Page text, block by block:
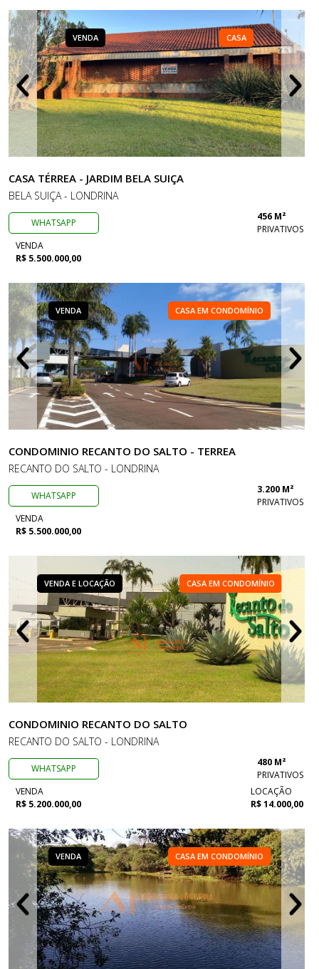
VENDA CASA
CASA TÉRREA - JARDIM BELA SUIÇA
BELA SUIÇA - LONDRINA
WHATSAPP
456 M²
PRIVATIVOS
VENDA
R$ 5.500.000,00
VENDA CASA EM CONDOMÍNIO
CONDOMINIO RECANTO DO SALTO - TERREA
RECANTO DO SALTO - LONDRINA
WHATSAPP
3.200 M²
PRIVATIVOS
VENDA
R$ 5.500.000,00
VENDA E LOCAÇÃO CASA EM CONDOMÍNIO
CONDOMINIO RECANTO DO SALTO
RECANTO DO SALTO - LONDRINA
WHATSAPP
480 M²
PRIVATIVOS
VENDA
R$ 5.200.000,00
LOCAÇÃO
R$ 14.000,00
VENDA CASA EM CONDOMÍNIO